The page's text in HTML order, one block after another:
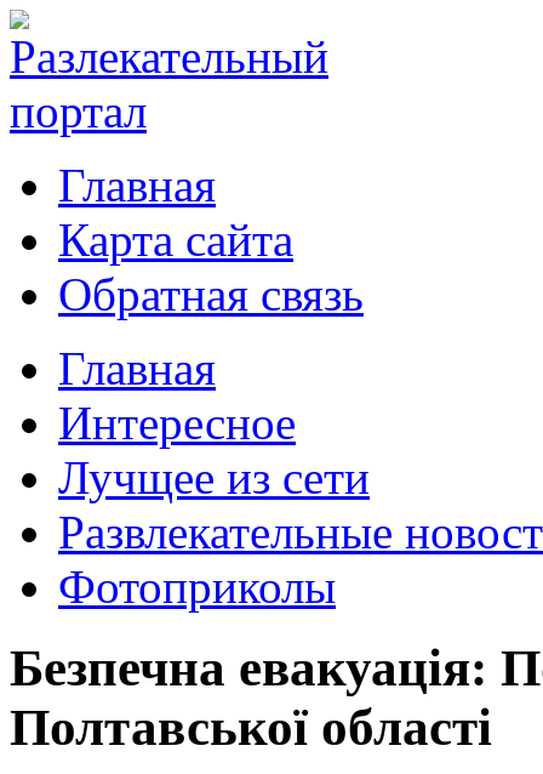
Главная
Карта сайта
Обратная связь
Главная
Интересное
Лучщее из сети
Развлекательные
Фотоприколы
Безпечна евакуація:
Полтавської області